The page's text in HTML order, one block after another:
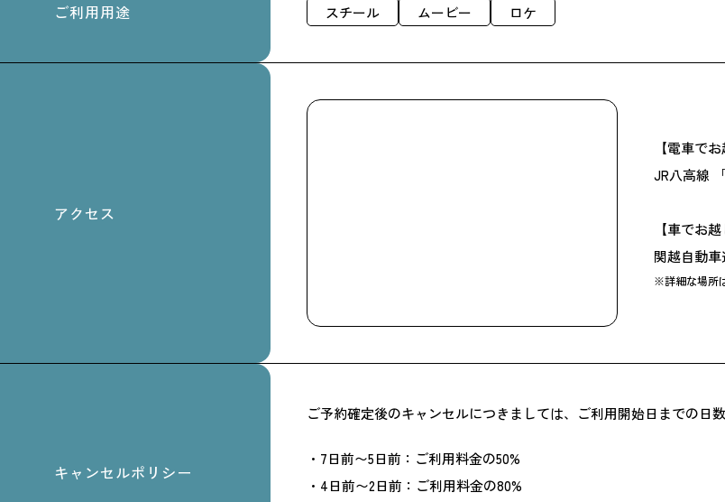
ご利用用途 スチール ムービー ロケ
アクセス
【電車で
JR八高線
【車でお越
関越自動
※詳細な場所
キャンセルポリシー
ご予約確定後のキャンセルにつきましては、ご利用開始日までの日
・7日前〜5日前：ご利用料金の50%
・4日前〜2日前：ご利用料金の80%